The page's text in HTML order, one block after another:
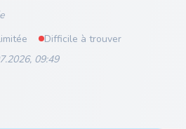
Difficile à trouver
09:49